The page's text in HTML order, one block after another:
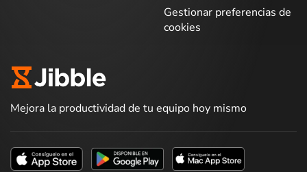
Gestionar preferencias de
cookies
Mejora la productividad de tu equipo hoy mismo